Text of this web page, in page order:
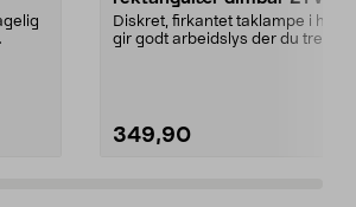
x 29 cm
Diskret, firkantet taklampe i hvitt –
gir godt arbeidslys der du trenger
349,90